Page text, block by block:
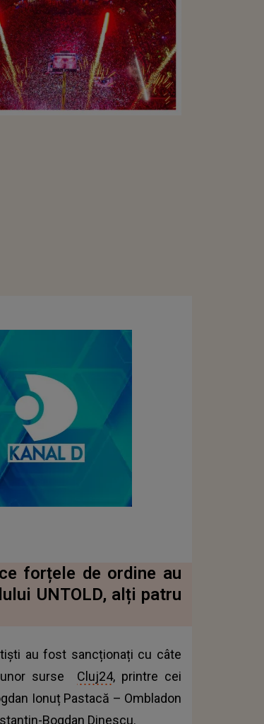
forțele de ordine au
UNTOLD, alți patru
au fost sancționați cu câte
unor surse Cluj24, printre cei
Ionuț Pastacă – Ombladon
Bogdan Dinescu.